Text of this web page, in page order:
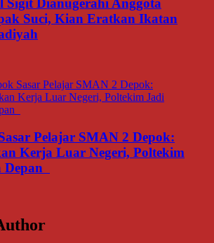
Suci, Kian Eratkan Ikatan
Pelajar SMAN 2 Depok:
Kerja Luar Negeri, Poltekim
Depan